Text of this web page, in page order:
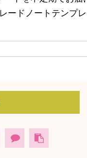
ードノートテンプ